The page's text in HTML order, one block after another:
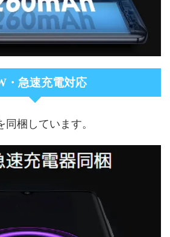
・急速充電対応
同梱しています。